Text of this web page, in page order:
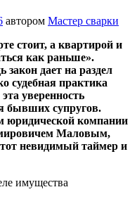
автором Мастер сварки
стоит, а квартирой и
как раньше».
закон дает на раздел
судебная практика
уверенность
бывших супругов.
юридической компании
Маловым,
невидимый таймер и